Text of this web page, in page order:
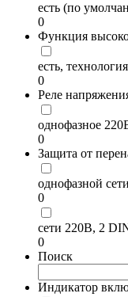
есть (по
0
Функция
есть,
0
Реле
однофазное
0
Защита от
однофазной
0
сети 220В, 2
0
Поиск
Индикатор